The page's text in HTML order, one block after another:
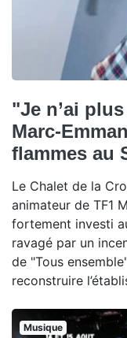
"Je n’ai
Marc-
flammes au
Le Chalet de la
animateur de TF1
fortement investi
ravagé par un
de "Tous
reconstruire
Musique